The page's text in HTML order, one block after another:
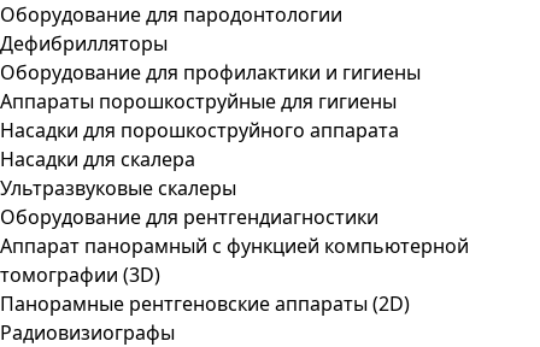
Оборудование для пародонтологии
Дефибрилляторы
Оборудование для профилактики и гигиены
Аппараты порошкоструйные для гигиены
Насадки для порошкоструйного аппарата
Насадки для скалера
Ультразвуковые скалеры
Оборудование для рентгендиагностики
Аппарат панорамный с функцией компьютерной
томографии (3D)
Панорамные рентгеновские аппараты (2D)
Радиовизиографы